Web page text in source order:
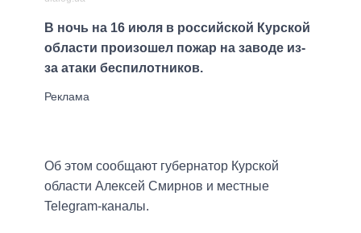
В ночь на 16 июля в российской Курской
области произошел пожар на заводе из-
за атаки беспилотников.
Об этом сообщают губернатор Курской
области Алексей Смирнов и местные
Telegram-каналы.